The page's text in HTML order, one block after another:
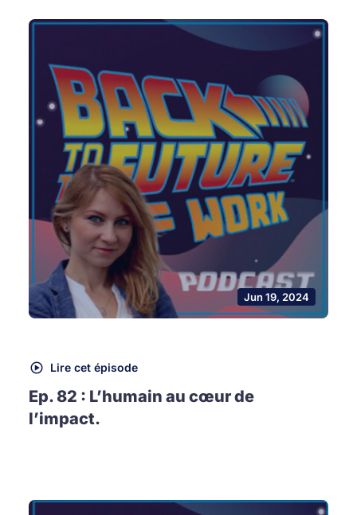
Jun 19, 2024
Lire cet épisode
Ep. 82 : L’humain au cœur de
l’impact.